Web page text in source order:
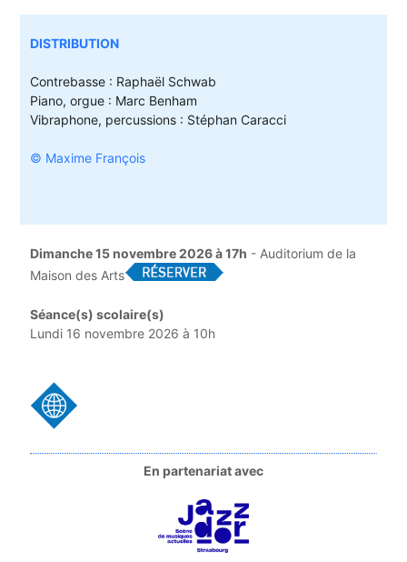
DISTRIBUTION
Contrebasse : Raphaël Schwab
Piano, orgue : Marc Benham
Vibraphone, percussions : Stéphan Caracci
© Maxime François
Dimanche 15 novembre 2026 à 17h - Auditorium de la
Maison des Arts
Séance(s) scolaire(s)
Lundi 16 novembre 2026 à 10h
En partenariat avec